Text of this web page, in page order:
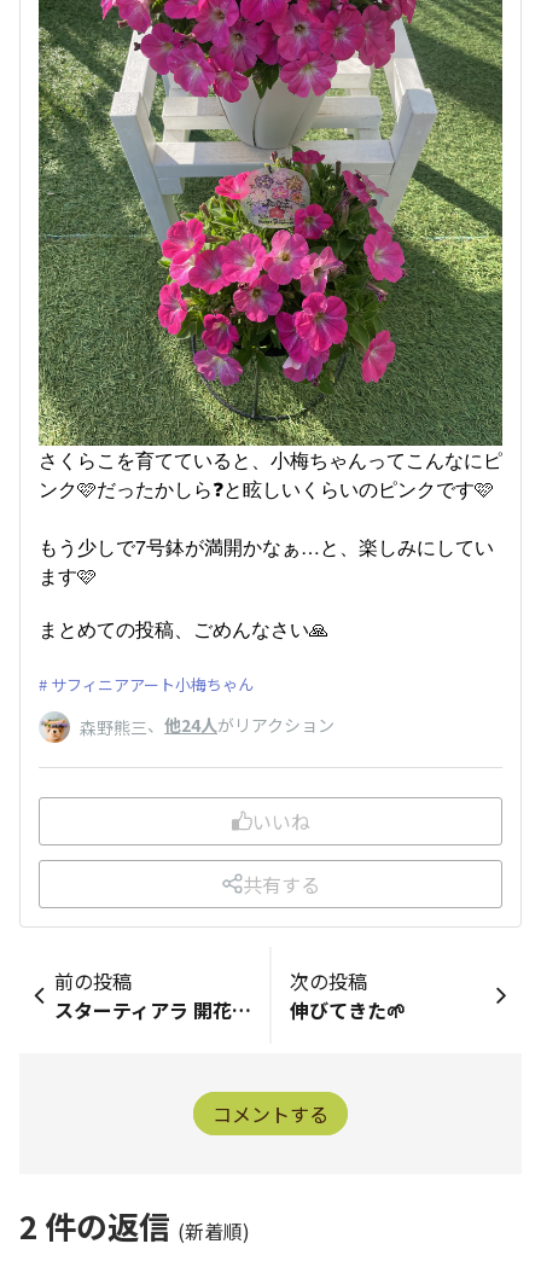
さくらこを育てていると、小梅ちゃんってこんなにピ
ンク🩷だったかしら❓と眩しいくらいのピンクです🩷
もう少しで7号鉢が満開かなぁ…と、楽しみにしてい
ます🩷
まとめての投稿、ごめんなさい🙏
サフィニアアート小梅ちゃん
森野熊三、 他24人がリアクション
いいね
共有する
前の投稿
スターティアラ 開花宣言します🐥⸒⸒
次の投稿
伸びてきた🌱
コメントする
2 件の返信 (新着順)